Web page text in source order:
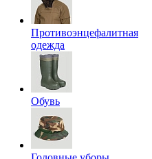
Противоэнцефалитная
одежда
Обувь